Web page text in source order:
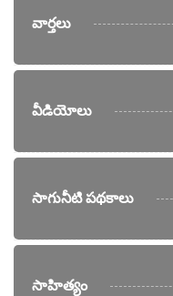
వార్తలు
వీడియోలు
సాగునీటి పథకాలు
సాహిత్యం